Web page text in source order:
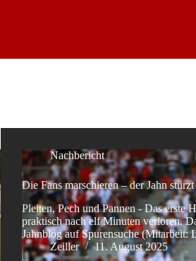
Nachbericht
Die Fans marschieren – der Jahn stürzt
Pleiten, Pech und Pannen - Das erste
praktisch nach elf Minuten verloren.
Jahnblog auf Spurensuche (Mitarbeit:
Zeiller
11. August 2025